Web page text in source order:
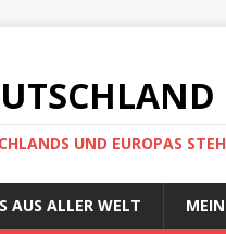
UND EUROPAS
AUS ALLER WELT